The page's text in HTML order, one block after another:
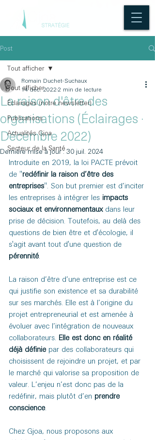
Post
Tout afficher
Éclairages (notre newsletter)
Publications
Actualités Gjoa
Secteur de la Santé
Tout afficher
La raison d'être des
organisations (Éclairages ·
Décembre 2022)
Romain Duchet-Suchaux
14 déc. 20222 min de lecture
Dernière mise à jour :30 juil. 2024
Introduite en 2019, la loi PACTE prévoit
de "redéfinir la raison d’être des
entreprises". Son but premier est d’inciter
les entreprises à intégrer les impacts
sociaux et environnementaux dans leur
prise de décision. Toutefois, au delà des
questions de bien être et d'écologie, il
s'agit avant tout d'une question de
pérennité.
La raison d’être d’une entreprise est ce
qui justifie son existence et sa durabilité
sur ses marchés. Elle est à l’origine du
projet entrepreneurial et est amenée à
évoluer avec l’intégration de nouveaux
collaborateurs. Elle est donc en réalité
déjà définie par des collaborateurs qui
choisissent de rejoindre un projet, et par
le marché qui valorise sa proposition de
valeur. L’enjeu n’est donc pas de la
redéfinir, mais plutôt d’en prendre
conscience.
Chez Gjoa, nous proposons aux